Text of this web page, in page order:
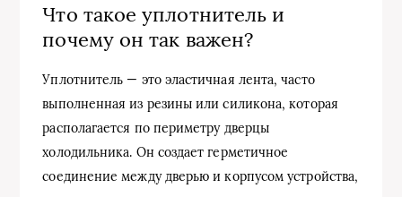
Что такое уплотнитель и
почему он так важен?
Уплотнитель — это эластичная лента, часто
выполненная из резины или силикона, которая
располагается по периметру дверцы
холодильника. Он создает герметичное
соединение между дверью и корпусом устройства,